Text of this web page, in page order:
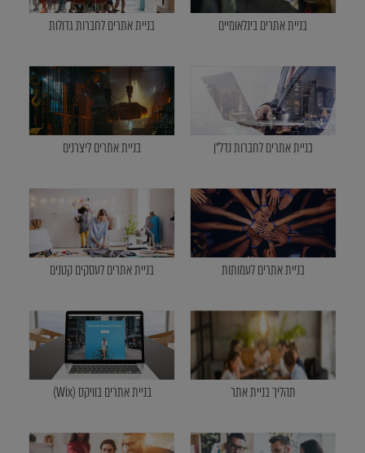
בניית אתרים בינלאומיים בניית אתרים לחברות גדולות
בניית אתרים לחברות נדל"ן בניית אתרים ליצרנים
בניית אתרים לעמותות בניית אתרים לעסקים קטנים
תהליך בניית אתר בניית אתרים בוויקס (Wix)